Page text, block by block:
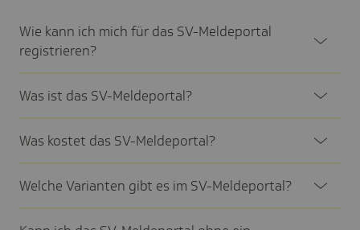
Wie kann ich mich für das SV-Melde­portal
regis­trie­ren?
Was ist das SV-Melde­por­tal?
Was kostet das SV-Melde­por­tal?
Welche Vari­anten gibt es im SV-Melde­por­tal?